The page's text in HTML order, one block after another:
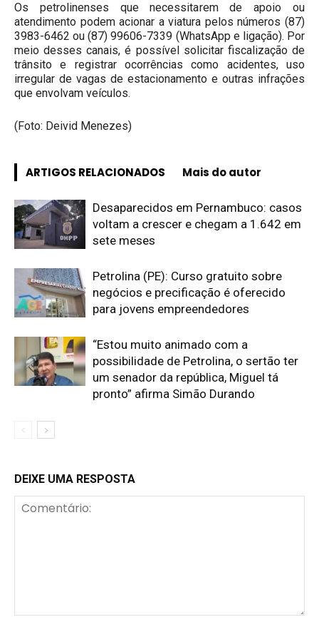
Os petrolinenses que necessitarem de apoio ou
atendimento podem acionar a viatura pelos números (87)
3983-6462 ou (87) 99606-7339 (WhatsApp e ligação). Por
meio desses canais, é possível solicitar fiscalização de
trânsito e registrar ocorrências como acidentes, uso
irregular de vagas de estacionamento e outras infrações
que envolvam veículos.
(Foto: Deivid Menezes)
ARTIGOS RELACIONADOS Mais do autor
Desaparecidos em Pernambuco: casos
voltam a crescer e chegam a 1.642 em
sete meses
Petrolina (PE): Curso gratuito sobre
negócios e precificação é oferecido
para jovens empreendedores
“Estou muito animado com a
possibilidade de Petrolina, o sertão ter
um senador da república, Miguel tá
pronto” afirma Simão Durando
DEIXE UMA RESPOSTA